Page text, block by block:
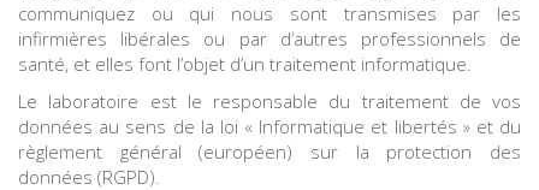
communiquez ou qui nous sont transmises par les
infirmières libérales ou par d’autres professionnels de
santé, et elles font l’objet d’un traitement informatique.
Le laboratoire est le responsable du traitement de vos
données au sens de la loi « Informatique et libertés » et du
règlement général (européen) sur la protection des
données (RGPD).